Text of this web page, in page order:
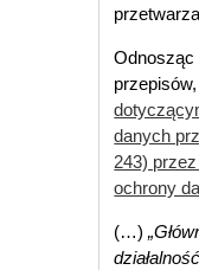
Odnosząc
danych
243)
ochrony
(…)